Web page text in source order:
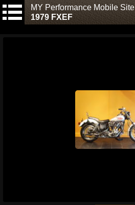
MY Performance Mobile Site
1979 FXEF